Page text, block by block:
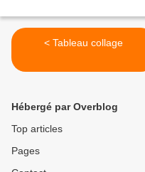
< Tableau collage
Hébergé par Overblog
Top articles
Pages